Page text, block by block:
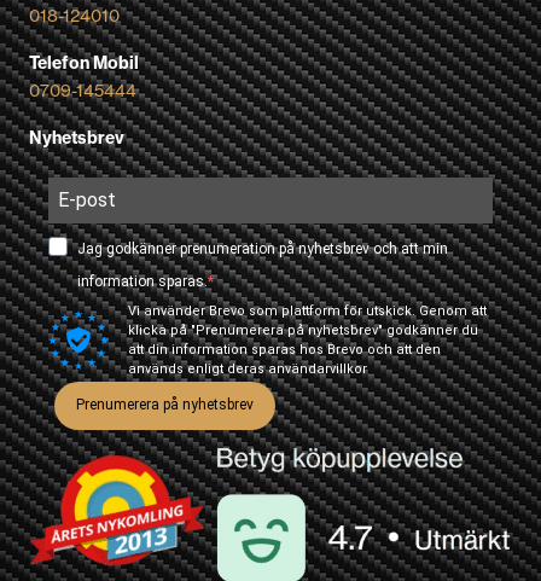
018-124010
Telefon Mobil
0709-145444
Nyhetsbrev
Jag godkänner prenumeration på nyhetsbrev och att min
information sparas.
Vi använder Brevo som plattform för utskick. Genom att
klicka på "Prenumerera på nyhetsbrev" godkänner du
att din information sparas hos Brevo och att den
används enligt derasanvändarvillkor
Prenumerera på nyhetsbrev